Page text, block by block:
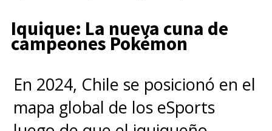
Iquique: La nueva cuna de
campeones Pokémon
En 2024, Chile se posicionó en el
mapa global de los eSports